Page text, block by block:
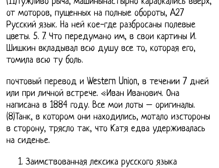
от моторов, пущенных на полные обороты, A27
Русский язык. На ней кое-где разбросаны полевые
цветы. 5. 7. Что передумано им, в свои картины И.
Шишкин вкладывал всю душу все то, которая его,
томила всю ту боль.
почтовый перевод и Western Union, в течении 7 дней
или при личной встрече. «Иван Иванович. Она
написана в 1884 году. Все мои лоты – оригиналы.
(8)Танк, в котором они находились, мотало изстороны
в сторону, трясло так, что Катя едва удерживалась
на сиденье.
Заимствованная лексика русского языка